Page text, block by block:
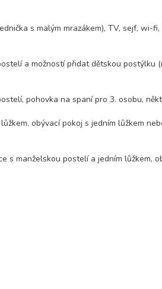
s malým mrazákem), TV, sejf, wi-
a možností přidat dětskou postýlku
pohovka na spaní pro 3. osobu,
obývací pokoj s jedním lůžkem
s manželskou postelí a jedním lůžkem,